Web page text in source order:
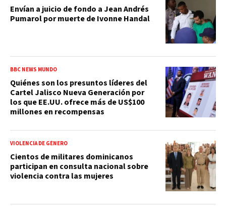
Envían a juicio de fondo a Jean Andrés
Pumarol por muerte de Ivonne Handal
BBC NEWS MUNDO
Quiénes son los presuntos líderes del
Cartel Jalisco Nueva Generación por
los que EE.UU. ofrece más de US$100
millones en recompensas
VIOLENCIA DE GÉNERO
Cientos de militares dominicanos
participan en consulta nacional sobre
violencia contra las mujeres